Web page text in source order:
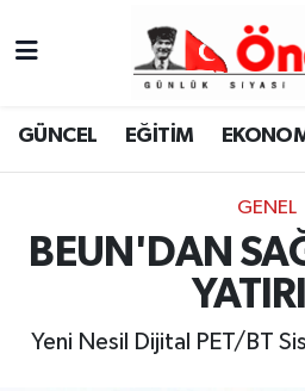
GÜNCEL EĞİTİM
GENEL
BEUN'DAN
Yeni Nesil Dijital PET/BT
GÜNCEL
MEDYA
SPOR
Zonguldak Nöbetçi
Zonguldak Namaz
Zonguldak Trafik
TFF 3.Lig 4.Grup Puan